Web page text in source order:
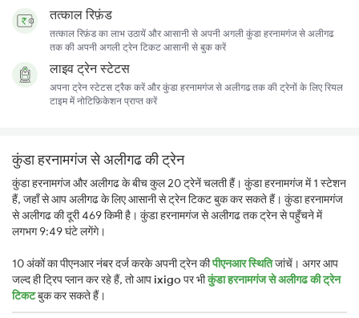
तत्काल रिफ़ंड
तत्काल रिफ़ंड का लाभ उठायें और आसानी से अपनी अगली कुंडा हरनामगंज से अलीगढ
तक की अपनी अगली ट्रेन टिकट आसानी से बुक करें
लाइव ट्रेन स्टेटस
अपना ट्रेन स्टेटस ट्रैक करें और कुंडा हरनामगंज से अलीगढ तक की ट्रेनों के लिए रियल
टाइम में नोटिफ़िकेशन प्राप्त करें
कुंडा हरनामगंज से अलीगढ की ट्रेन
कुंडा हरनामगंज और अलीगढ के बीच कुल 20 ट्रेनें चलती हैं। कुंडा हरनामगंज में 1 स्टेशन
हैं, जहाँ से आप अलीगढ के लिए आसानी से ट्रेन टिकट बुक कर सकते हैं। कुंडा हरनामगंज
से अलीगढ की दूरी 469 किमी है। कुंडा हरनामगंज से अलीगढ तक ट्रेन से पहुँचने में
लगभग 9:49 घंटे लगेंगे।
10 अंकों का पीएनआर नंबर दर्ज करके अपनी ट्रेन कीपीएनआर स्थितिजांचें। अगर आप
जल्द ही ट्रिप प्लान कर रहे हैं, तो आपixigoपर भीकुंडा हरनामगंज से अलीगढ की ट्रेन
टिकटबुक कर सकते हैं।